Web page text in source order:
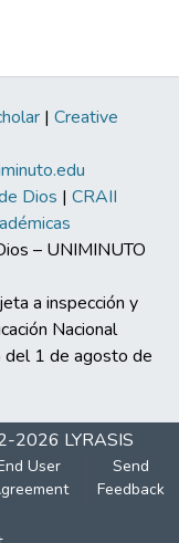
| Creative
Dios | CRAII
– UNIMINUTO
a inspección y
Nacional
del 1 de agosto de
2026 LYRASIS
User
Send
Feedback